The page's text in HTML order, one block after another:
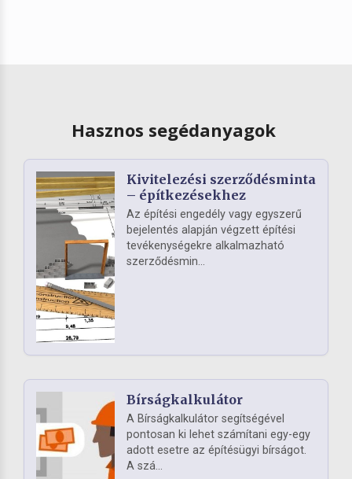
Hasznos segédanyagok
Kivitelezési szerződésminta
– építkezésekhez
Az építési engedély vagy egyszerű
bejelentés alapján végzett építési
tevékenységekre alkalmazható
szerződésmin...
Bírságkalkulátor
A Bírságkalkulátor segítségével
pontosan ki lehet számítani egy-egy
adott esetre az építésügyi bírságot.
A szá...